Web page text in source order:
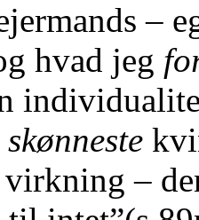
–
hvad jeg
skønneste
virkning –